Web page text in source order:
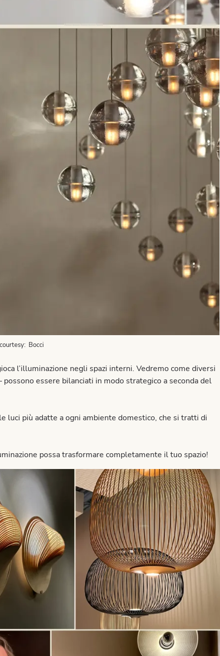
Bocci
l’illuminazione negli spazi interni. Vedremo come diversi
essere bilanciati in modo strategico a seconda del
luci più adatte a ogni ambiente domestico, che si tratti di
possa trasformare completamente il tuo spazio!